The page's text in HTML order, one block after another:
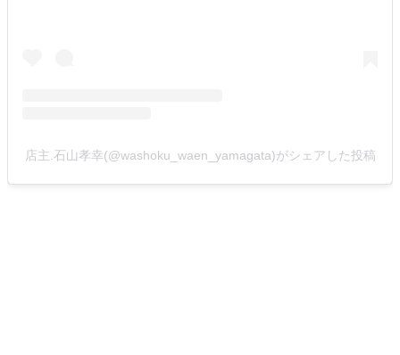
店主.石山孝幸(@washoku_waen_yamagata)がシェアした投稿